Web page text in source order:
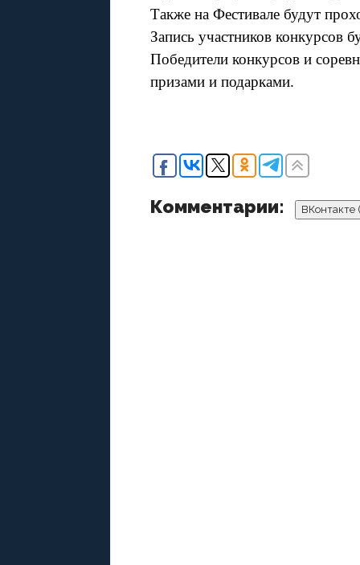
Также на Фестивале будут
Запись участников конкурсов
Победители конкурсов и
призами и подарками.
Комментарии: ВКонтакте (